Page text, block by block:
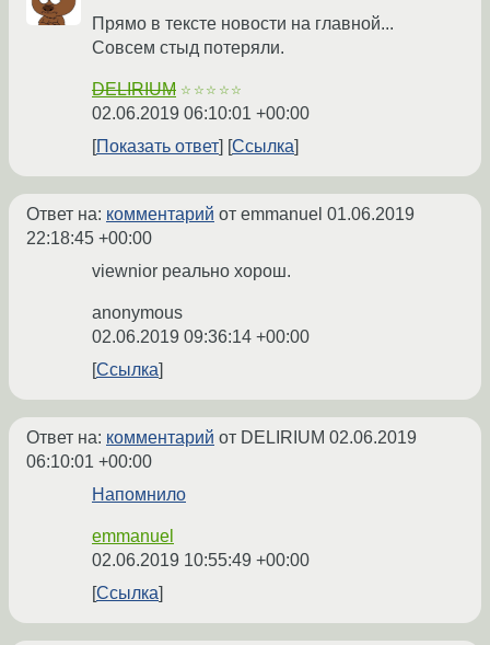
Прямо в тексте новости на главной...
Совсем стыд потеряли.
DELIRIUM ☆☆☆☆☆
02.06.2019 06:10:01 +00:00
Показать ответ
Ссылка
Ответ на: комментарий от emmanuel 01.06.2019
22:18:45 +00:00
viewnior реально хорош.
anonymous
02.06.2019 09:36:14 +00:00
Ссылка
Ответ на: комментарий от DELIRIUM 02.06.2019
06:10:01 +00:00
Напомнило
emmanuel
02.06.2019 10:55:49 +00:00
Ссылка